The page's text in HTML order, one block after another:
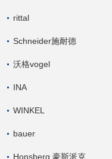
rittal
Schneider施耐德
沃格vogel
INA
WINKEL
bauer
Honsberg 豪斯派克